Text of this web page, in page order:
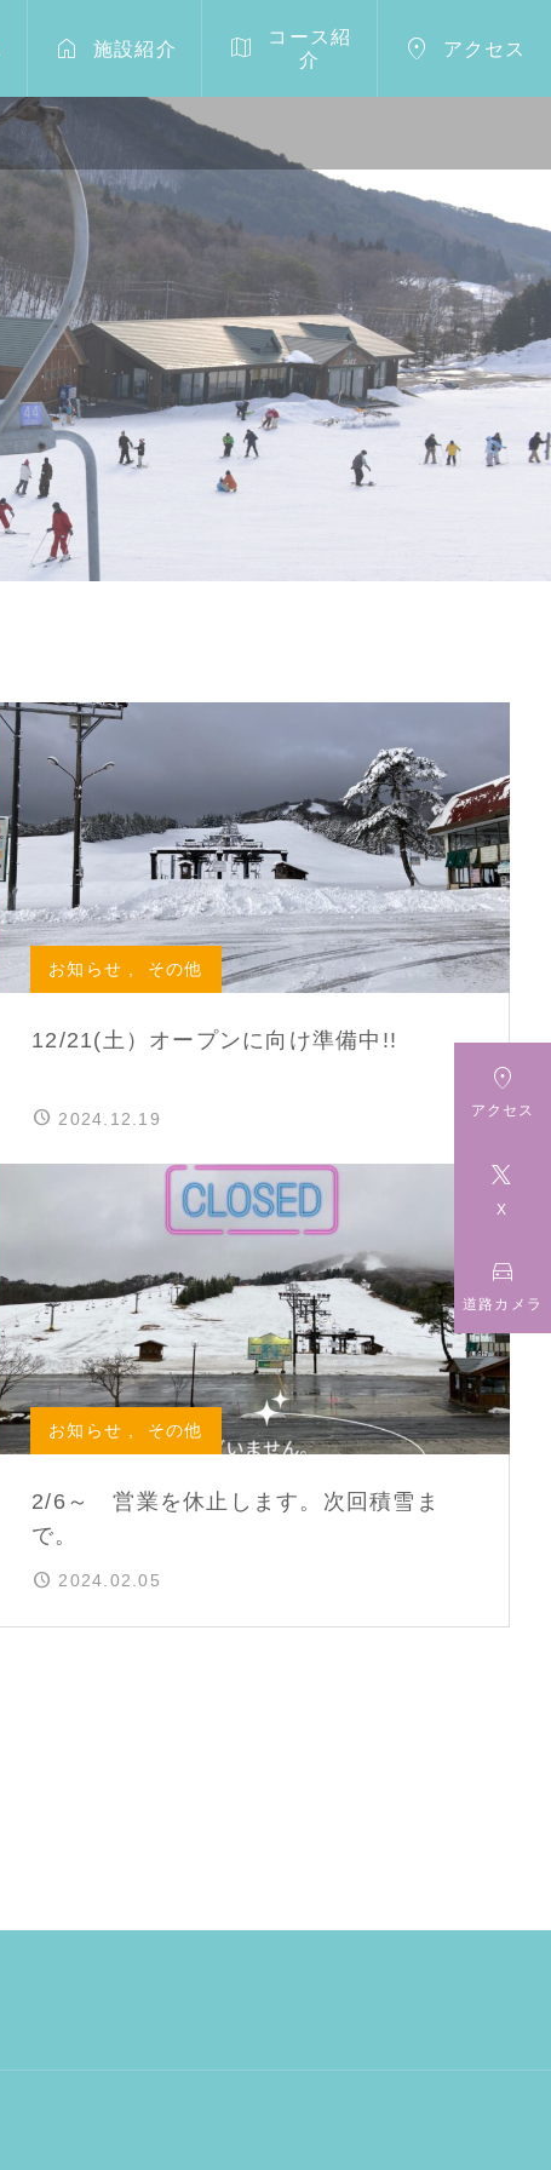
 施設紹介 
コース紹
介
 アクセス
お知らせ その他
12/21(土）オープンに向け準備中!!
2024.12.19
お知らせ , その他
2/6～ 営業を休止します。次回積雪ま
で。
2024.02.05

アクセス

X

道路カメラ